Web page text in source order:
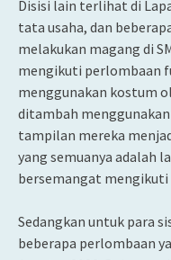
Disisi lain terlihat di
tata usaha, dan
melakukan magang di
mengikuti perlombaan
menggunakan kostum
ditambah
tampilan mereka
yang semuanya adalah
bersemangat
Sedangkan untuk para
beberapa perlombaan